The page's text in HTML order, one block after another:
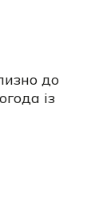
до
із